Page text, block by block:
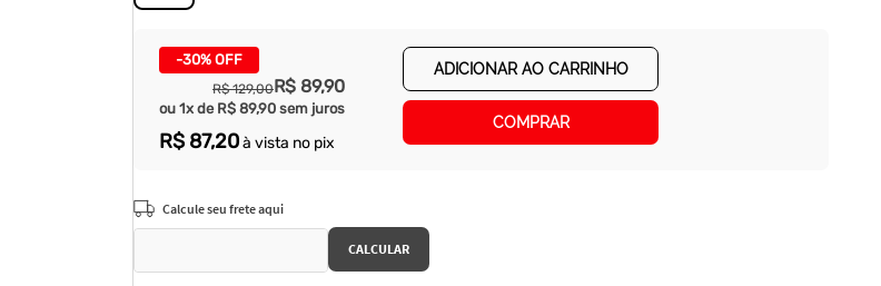
-30% OFF
R$ 89,90
R$ 129,00
ou 1x de R$ 89,90 sem juros
R$ 87,20à vista no pix
ADICIONAR AO CARRINHO
COMPRAR